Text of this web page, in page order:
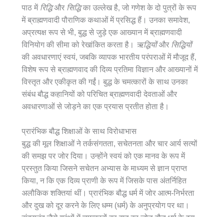
पाठ में रिद्धिऔर सिद्धिका उल्लेख है, जो गणेश के दो पुत्रों के रूप
में ब्राह्मणवादी पौराणिक कथाओं में प्रसिद्ध हैं। उनका समावेश,
अप्रत्यक्ष रूप से भी, बुद्ध से जुड़े एक आख्यान में ब्राह्मणवादी
विनियोग की सीमा को रेखांकित करता है। ऋद्धियोंऔर सिद्धियों
की अवधारणाएं स्वयं, जबकि व्यापक भारतीय परंपराओं में मौजूद हैं,
विशेष रूप से ब्राह्मणवाद की दिव्य प्रतिमा विज्ञान और आख्यानों में
विस्तृत और एकीकृत की गईं। बुद्ध के चमत्कारों के साथ उनका
संबंध बौद्ध कहानियों को परिचित ब्राह्मणवादी देवताओं और
अवधारणाओं से जोड़ने का एक प्रयास प्रतीत होता है।
प्रारंभिक बौद्ध शिक्षाओं के साथ विरोधाभास
बुद्ध की मूल शिक्षाओं ने तर्कसंगतता, सचेतनता और चार आर्य सत्यों
की समझ पर जोर दिया। उन्होंने स्वयं को एक मानव के रूप में
प्रस्तुत किया जिसने सचेतन अभ्यास के माध्यम से ज्ञान प्राप्त
किया, न कि एक दिव्य प्राणी के रूप में जिसके पास अंतर्निहित
अलौकिक शक्तियां थीं। प्रारंभिक बौद्ध धर्म में जोर आत्म-निर्भरता
और दुख को दूर करने के लिए धम्म (धर्म) के अनुप्रयोग पर था।